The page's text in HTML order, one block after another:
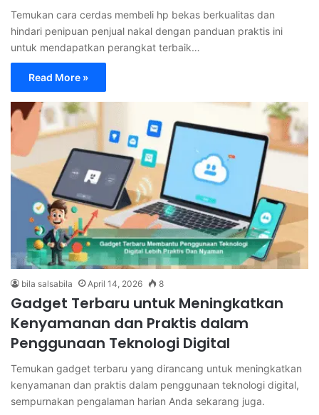
Temukan cara cerdas membeli hp bekas berkualitas dan
hindari penipuan penjual nakal dengan panduan praktis ini
untuk mendapatkan perangkat terbaik…
Read More »
bila salsabila April 14, 2026 8
Gadget Terbaru untuk Meningkatkan
Kenyamanan dan Praktis dalam
Penggunaan Teknologi Digital
Temukan gadget terbaru yang dirancang untuk meningkatkan
kenyamanan dan praktis dalam penggunaan teknologi digital,
sempurnakan pengalaman harian Anda sekarang juga.